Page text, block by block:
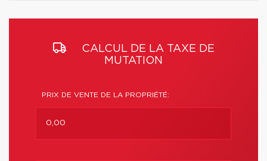
CALCUL DE LA TAXE DE
MUTATION
PRIX DE VENTE DE LA PROPRIÉTÉ: